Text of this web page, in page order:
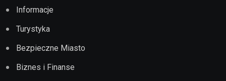
Informacje
Turystyka
Bezpieczne Miasto
Biznes i Finanse